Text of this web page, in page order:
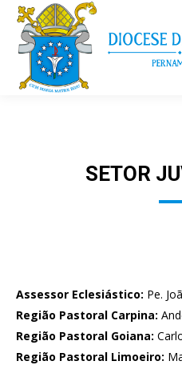
SETOR
Assessor Eclesiástico: Pe.
Região Pastoral Carpina:
Região Pastoral Goiana:
Região Pastoral Limoeiro: